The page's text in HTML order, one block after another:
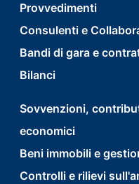
Provvedimenti
Consulenti e
Bandi di gara e
Bilanci
footer
menu
second
Sovvenzioni,
economici
Beni immobili e
Controlli e rilievi